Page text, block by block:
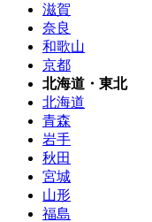
滋賀
奈良
和歌山
京都
北海道・東北
北海道
青森
岩手
秋田
宮城
山形
福島